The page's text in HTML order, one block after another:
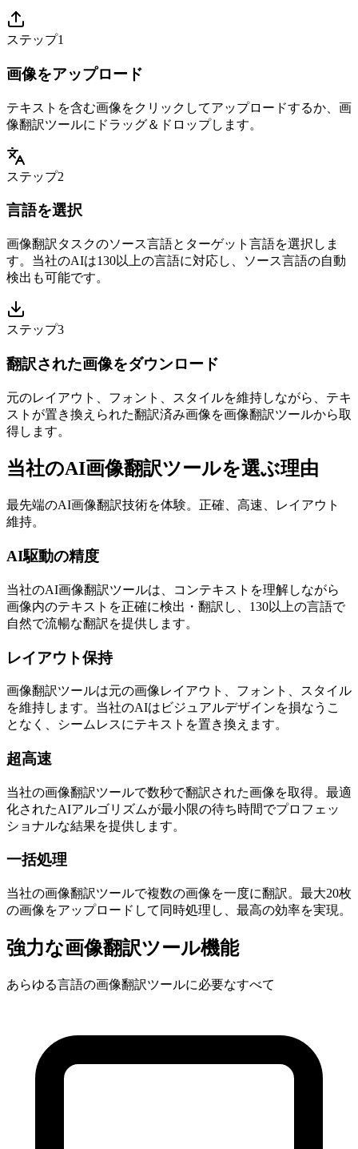
ステップ1
画像をアップロード
テキストを含む画像をクリックしてアップロードするか、画
像翻訳ツールにドラッグ＆ドロップします。
ステップ2
言語を選択
画像翻訳タスクのソース言語とターゲット言語を選択しま
す。当社のAIは130以上の言語に対応し、ソース言語の自動
検出も可能です。
ステップ3
翻訳された画像をダウンロード
元のレイアウト、フォント、スタイルを維持しながら、テキ
ストが置き換えられた翻訳済み画像を画像翻訳ツールから取
得します。
当社のAI画像翻訳ツールを選ぶ理由
最先端のAI画像翻訳技術を体験。正確、高速、レイアウト
維持。
AI駆動の精度
当社のAI画像翻訳ツールは、コンテキストを理解しながら
画像内のテキストを正確に検出・翻訳し、130以上の言語で
自然で流暢な翻訳を提供します。
レイアウト保持
画像翻訳ツールは元の画像レイアウト、フォント、スタイル
を維持します。当社のAIはビジュアルデザインを損なうこ
となく、シームレスにテキストを置き換えます。
超高速
当社の画像翻訳ツールで数秒で翻訳された画像を取得。最適
化されたAIアルゴリズムが最小限の待ち時間でプロフェッ
ショナルな結果を提供します。
一括処理
当社の画像翻訳ツールで複数の画像を一度に翻訳。最大20枚
の画像をアップロードして同時処理し、最高の効率を実現。
強力な画像翻訳ツール機能
あらゆる言語の画像翻訳ツールに必要なすべて